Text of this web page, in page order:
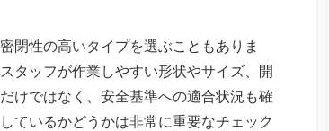
閉性の高いタイプを選ぶこともありま
タッフが作業しやすい形状やサイズ、開
けではなく、安全基準への適合状況も確
ているかどうかは非常に重要なチェック